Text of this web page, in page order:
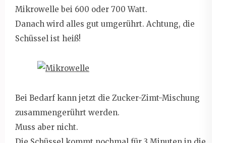
Mikrowelle bei 600 oder 700 Watt.
Danach wird alles gut umgerührt. Achtung, die
Schüssel ist heiß!
Bei Bedarf kann jetzt die Zucker-Zimt-Mischung
zusammengerührt werden.
Muss aber nicht.